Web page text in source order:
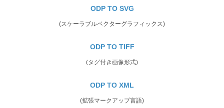
ODP TO SVG
(スケーラブルベクターグラフィックス)
ODP TO TIFF
(タグ付き画像形式)
ODP TO XML
(拡張マークアップ言語)